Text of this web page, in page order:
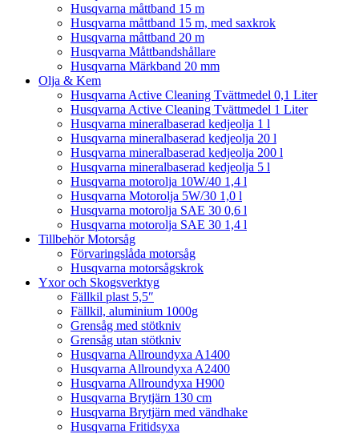
Husqvarna måttband 15 m
Husqvarna måttband 15 m, med saxkrok
Husqvarna måttband 20 m
Husqvarna Måttbandshållare
Husqvarna Märkband 20 mm
Olja & Kem
Husqvarna Active Cleaning Tvättmedel 0,1 Liter
Husqvarna Active Cleaning Tvättmedel 1 Liter
Husqvarna mineralbaserad kedjeolja 1 l
Husqvarna mineralbaserad kedjeolja 20 l
Husqvarna mineralbaserad kedjeolja 200 l
Husqvarna mineralbaserad kedjeolja 5 l
Husqvarna motorolja 10W/40 1,4 l
Husqvarna Motorolja 5W/30 1,0 l
Husqvarna motorolja SAE 30 0,6 l
Husqvarna motorolja SAE 30 1,4 l
Tillbehör Motorsåg
Förvaringslåda motorsåg
Husqvarna motorsågskrok
Yxor och Skogsverktyg
Fällkil plast 5,5″
Fällkil, aluminium 1000g
Grensåg med stötkniv
Grensåg utan stötkniv
Husqvarna Allroundyxa A1400
Husqvarna Allroundyxa A2400
Husqvarna Allroundyxa H900
Husqvarna Brytjärn 130 cm
Husqvarna Brytjärn med vändhake
Husqvarna Fritidsyxa